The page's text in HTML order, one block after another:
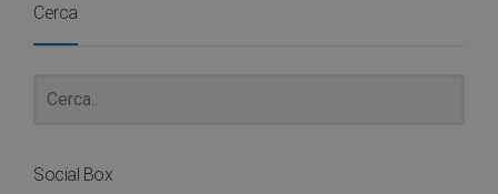
Cerca
Social Box